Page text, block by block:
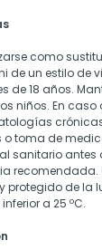
como
de un estilo de
de 18 años.
niños. En caso
o toma de
sanitario antes
recomendada.
protegido de la
a 25 ºC.